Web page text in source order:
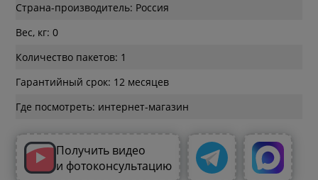
Страна-производитель: Россия
Вес, кг: 0
Количество пакетов: 1
Гарантийный срок: 12 месяцев
Где посмотреть: интернет-магазин
Получить видео
и фотоконсультацию